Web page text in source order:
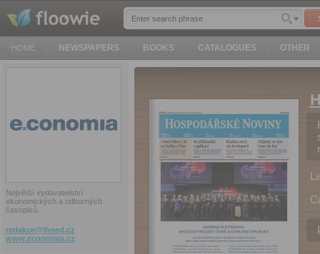
HOME NEWSPAPERS BOOKS CATALOGUES OTHER
Největší vydavatelství
ekonomických a odborných
časopisů.
redakce@ihned.cz
www.economia.cz